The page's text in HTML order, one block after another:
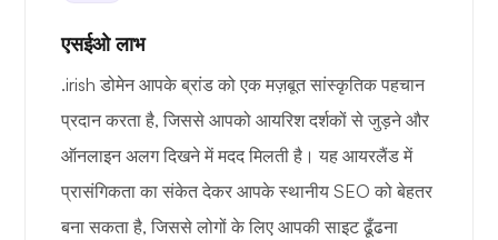
एसईओ लाभ
.irish डोमेन आपके ब्रांड को एक मज़बूत सांस्कृतिक पहचान
प्रदान करता है, जिससे आपको आयरिश दर्शकों से जुड़ने और
ऑनलाइन अलग दिखने में मदद मिलती है। यह आयरलैंड में
प्रासंगिकता का संकेत देकर आपके स्थानीय SEO को बेहतर
बना सकता है, जिससे लोगों के लिए आपकी साइट ढूँढना